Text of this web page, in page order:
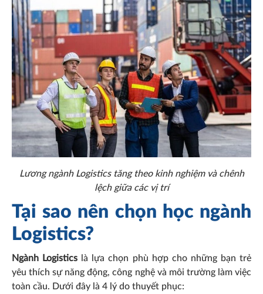
Lương ngành Logistics tăng theo kinh nghiệm và chênh
lệch giữa các vị trí
Tại sao nên chọn học ngành
Logistics?
Ngành Logistics là lựa chọn phù hợp cho những bạn trẻ
yêu thích sự năng động, công nghệ và môi trường làm việc
toàn cầu. Dưới đây là 4 lý do thuyết phục: